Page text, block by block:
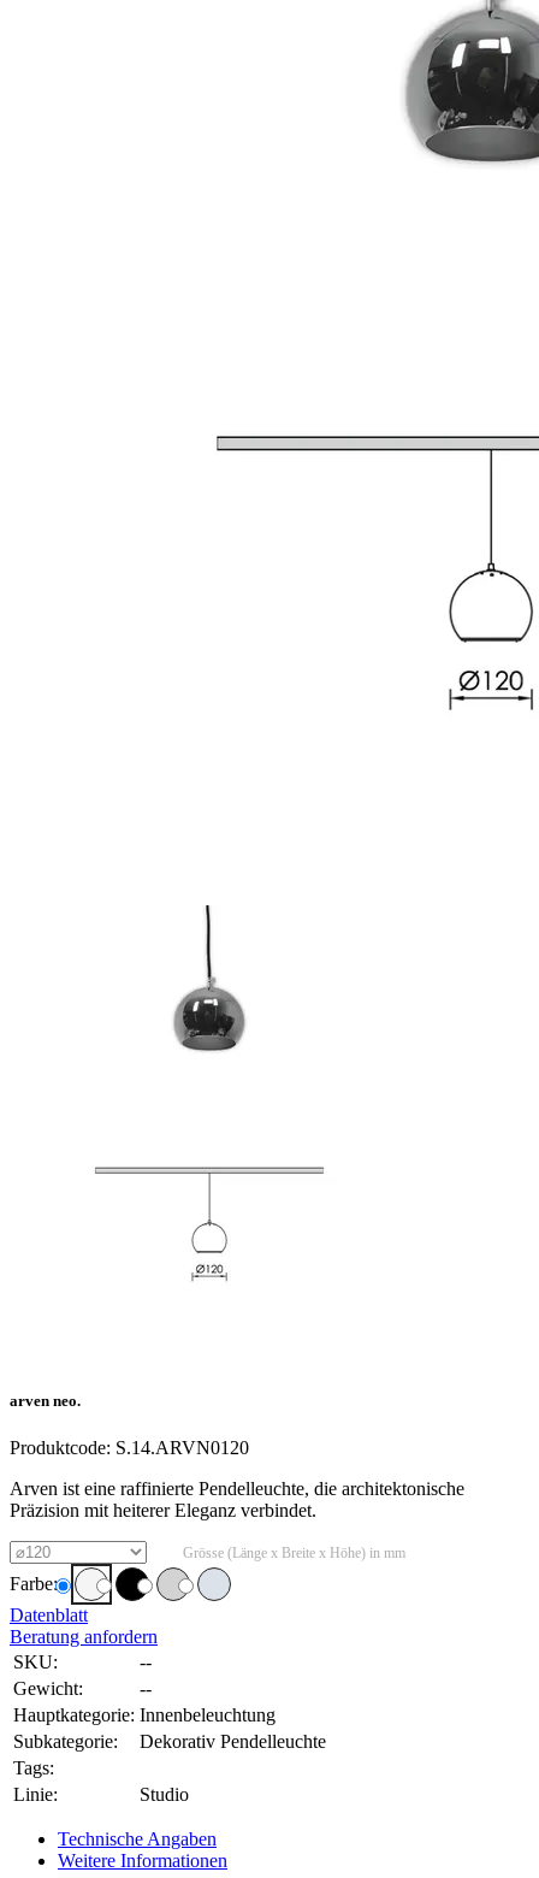
arven neo.
Produktcode: S.14.ARVN0120
Arven ist eine raffinierte Pendelleuchte, die architektonische
Präzision mit heiterer Eleganz verbindet.
Grösse (Länge x Breite x Höhe) in mm
Farbe:
Datenblatt
Beratung anfordern
SKU:
--
Gewicht:
--
Hauptkategorie: Innenbeleuchtung
Subkategorie:
Dekorativ Pendelleuchte
Tags:
Linie:
Studio
Technische Angaben
Weitere Informationen